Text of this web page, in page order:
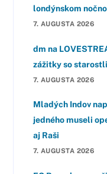
londýnskom
7. AUGUSTA 2026
dm na
zážitky so
7. AUGUSTA 2026
Mladých Indov
jedného museli
aj Raši
7. AUGUSTA 2026